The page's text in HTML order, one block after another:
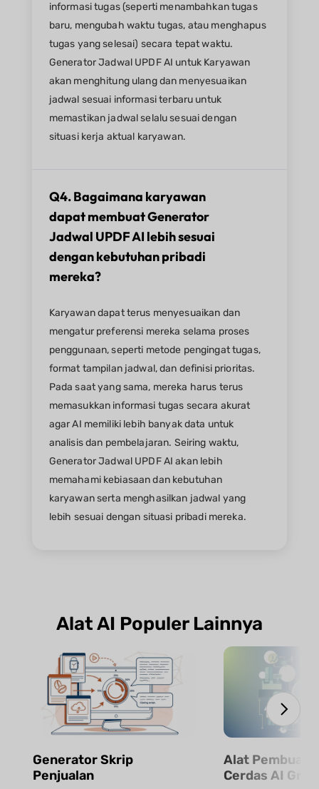
informasi tugas (seperti menambahkan tugas
baru, mengubah waktu tugas, atau menghapus
tugas yang selesai) secara tepat waktu.
Generator Jadwal UPDF AI untuk Karyawan
akan menghitung ulang dan menyesuaikan
jadwal sesuai informasi terbaru untuk
memastikan jadwal selalu sesuai dengan
situasi kerja aktual karyawan.
Q4. Bagaimana karyawan
dapat membuat Generator
Jadwal UPDF AI lebih sesuai
dengan kebutuhan pribadi
mereka?​
Karyawan dapat terus menyesuaikan dan
mengatur preferensi mereka selama proses
penggunaan, seperti metode pengingat tugas,
format tampilan jadwal, dan definisi prioritas.
Pada saat yang sama, mereka harus terus
memasukkan informasi tugas secara akurat
agar AI memiliki lebih banyak data untuk
analisis dan pembelajaran. Seiring waktu,
Generator Jadwal UPDF AI akan lebih
memahami kebiasaan dan kebutuhan
karyawan serta menghasilkan jadwal yang
lebih sesuai dengan situasi pribadi mereka.
Alat AI Populer Lainnya
Generator Skrip
Penjualan
Alat Pembuat
Cerdas AI